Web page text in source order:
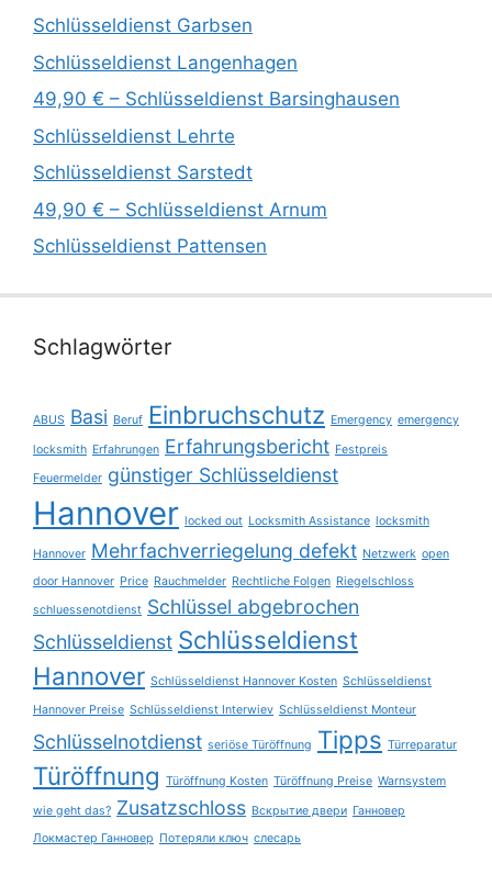
Schlüsseldienst Garbsen
Schlüsseldienst Langenhagen
49,90 € – Schlüsseldienst Barsinghausen
Schlüsseldienst Lehrte
Schlüsseldienst Sarstedt
49,90 € – Schlüsseldienst Arnum
Schlüsseldienst Pattensen
Schlagwörter
ABUS Basi Beruf Einbruchschutz Emergency emergency
locksmith Erfahrungen Erfahrungsbericht Festpreis
Feuermelder günstiger Schlüsseldienst
Hannover locked out Locksmith Assistance locksmith
Hannover Mehrfachverriegelung defekt Netzwerk open
door Hannover Price Rauchmelder Rechtliche Folgen Riegelschloss
schluessenotdienst Schlüssel abgebrochen
Schlüsseldienst Schlüsseldienst
Hannover Schlüsseldienst Hannover Kosten Schlüsseldienst
Hannover Preise Schlüsseldienst Interwiev Schlüsseldienst Monteur
Schlüsselnotdienst seriöse Türöffnung Tipps Türreparatur
Türöffnung Türöffnung Kosten Türöffnung Preise Warnsystem
wie geht das? Zusatzschloss Вскрытие двери Ганновер
Локмастер Ганновер Потеряли ключ слесарь